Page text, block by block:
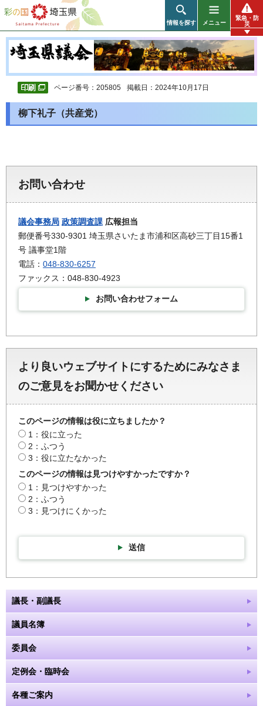
彩の国 埼玉県
情報を探す メニュー
緊急・防
災
ページ番号：205805 掲載日：2024年10月17日
柳下礼子（共産党）
お問い合わせ
議会事務局 政策調査課 広報担当
郵便番号330-9301 埼玉県さいたま市浦和区高砂三丁目15番1
号 議事堂1階
電話： 048-830-6257
ファックス：048-830-4923
お問い合わせフォーム
より良いウェブサイトにするためにみなさま
のご意見をお聞かせください
このページの情報は役に立ちましたか？
1：役に立った
2：ふつう
3：役に立たなかった
このページの情報は見つけやすかったですか？
1：見つけやすかった
2：ふつう
3：見つけにくかった
送信
議長・副議長
議員名簿
委員会
定例会・臨時会
各種ご案内